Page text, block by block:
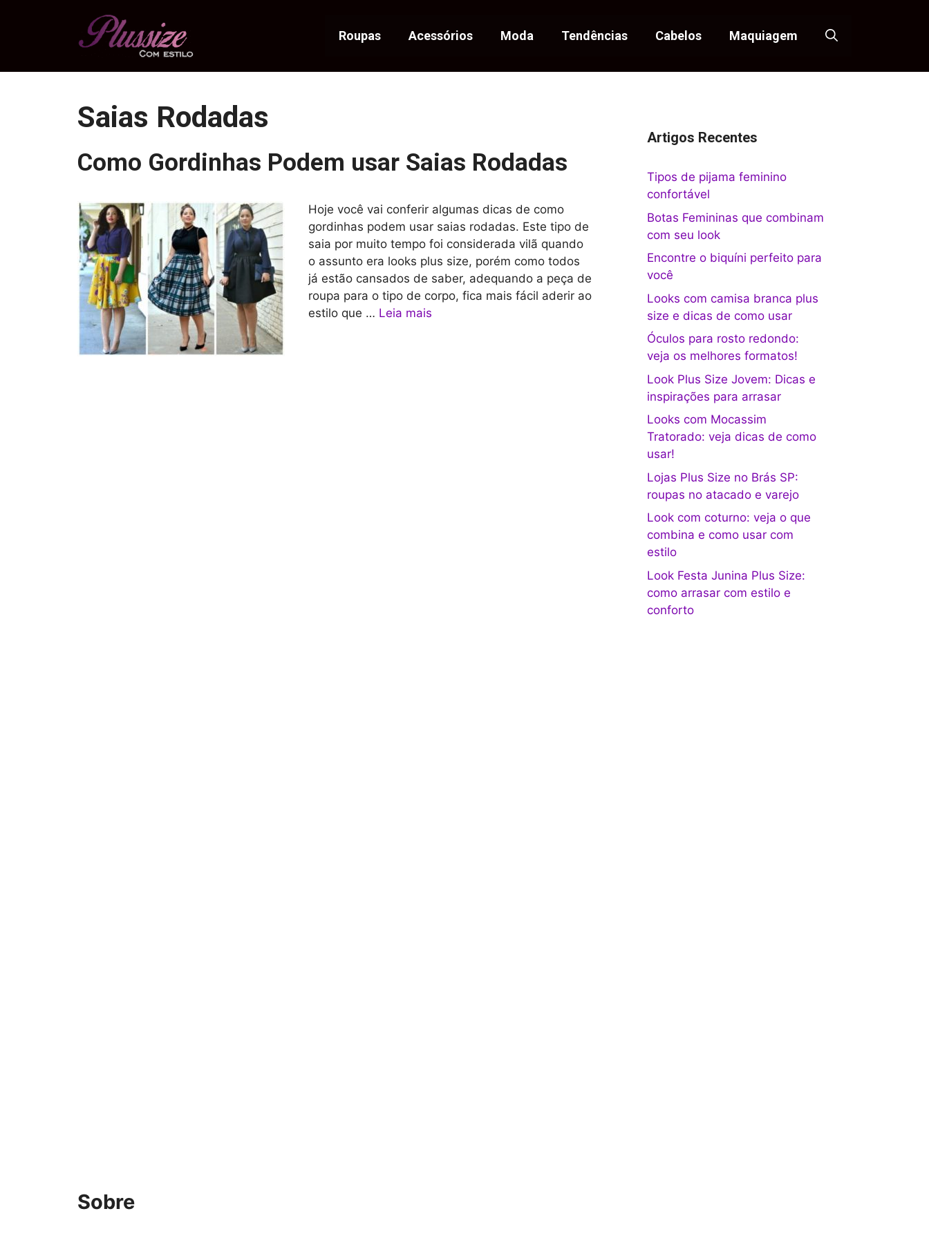
Roupas Acessórios Moda Tendências Cabelos Maquiagem
Saias Rodadas
Como Gordinhas Podem usar Saias Rodadas
Hoje você vai conferir algumas dicas de como
gordinhas podem usar saias rodadas. Este tipo de
saia por muito tempo foi considerada vilã quando
o assunto era looks plus size, porém como todos
já estão cansados de saber, adequando a peça de
roupa para o tipo de corpo, fica mais fácil aderir ao
estilo que … Leia mais
Artigos Recentes
Tipos de pijama feminino
confortável
Botas Femininas que combinam
com seu look
Encontre o biquíni perfeito para
você
Looks com camisa branca plus
size e dicas de como usar
Óculos para rosto redondo:
veja os melhores formatos!
Look Plus Size Jovem: Dicas e
inspirações para arrasar
Looks com Mocassim
Tratorado: veja dicas de como
usar!
Lojas Plus Size no Brás SP:
roupas no atacado e varejo
Look com coturno: veja o que
combina e como usar com
estilo
Look Festa Junina Plus Size:
como arrasar com estilo e
conforto
Sobre